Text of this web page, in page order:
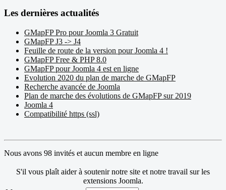
Les dernières actualités
GMapFP Pro pour Joomla 3 Gratuit
GMapFP J3 -> J4
Feuille de route de la version pour Joomla 4 !
GMapFP Free & PHP 8.0
GMapFP pour Joomla 4 est en ligne
Evolution 2020 du plan de marche de GMapFP
Recherche avancée de Joomla
Plan de marche des évolutions de GMapFP sur 2019
Joomla 4
Compatibilité https (ssl)
Nous avons 98 invités et aucun membre en ligne
S'il vous plaît aider à soutenir notre site et notre travail sur les
extensions Joomla.